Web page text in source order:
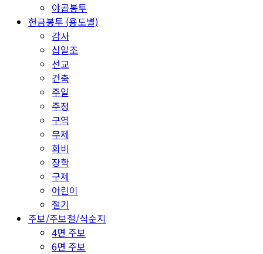
야곱봉투
헌금봉투 (용도별)
감사
십일조
선교
건축
주일
주정
구역
무제
회비
장학
구제
어린이
절기
주보/주보철/식순지
4면 주보
6면 주보